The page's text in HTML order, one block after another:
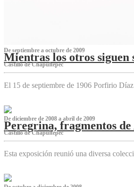
De septiembre a octubre de 2009
Mientras los otros siguen
Castillo de Chapultepec
El 15 de septiembre de 1906 Porfirio
De diciembre de 2008 a abril de 2009
Peregrina, fragmentos
Castillo de Chapultepec
Esta exposición reunió una diversa